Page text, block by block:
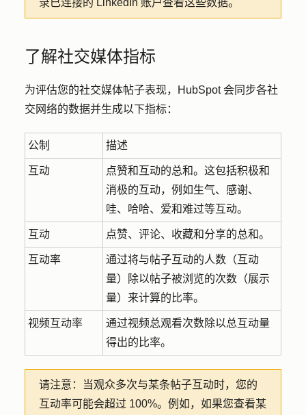
录已连接的 LinkedIn 账户查看这些数据。
了解社交媒体指标
为评估您的社交媒体帖子表现，HubSpot 会同步各社
交网络的数据并生成以下指标：
公制 描述
互动
点赞和互动的总和。这包括积极和
消极的互动，例如生气、感谢、
哇、哈哈、爱和难过等互动。
互动 点赞、评论、收藏和分享的总和。
互动率
通过将与帖子互动的人数（互动
量）除以帖子被浏览的次数（展示
量）来计算的比率。
视频互动率
通过视频总观看次数除以总互动量
得出的比率。
请注意：
当观众多次与某条帖子互动时，您的
互动率可能会超过 100%。例如，如果您查看某